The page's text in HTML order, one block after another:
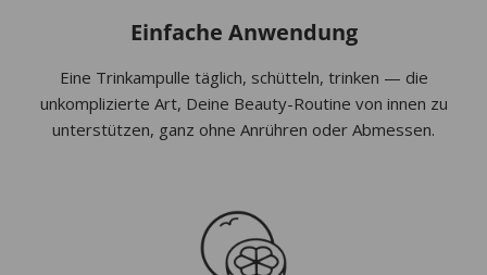
Einfache Anwendung
Eine Trinkampulle täglich, schütteln, trinken — die
unkomplizierte Art, Deine Beauty-Routine von innen zu
unterstützen, ganz ohne Anrühren oder Abmessen.